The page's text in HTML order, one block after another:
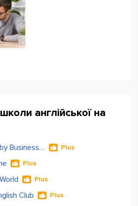
англійської на
My English by Business Language Plus
Plus
Plus
Club Plus